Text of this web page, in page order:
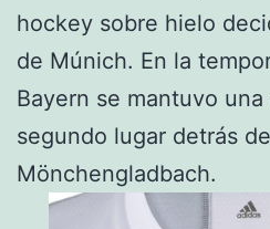
hockey sobre hielo
de Múnich. En la
Bayern se mantuvo
segundo lugar detrás
Mönchengladbach.